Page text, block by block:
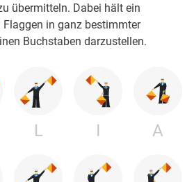
übermitteln. Dabei hält ein
Flaggen in ganz bestimmter
Buchstaben darzustellen.
L I A